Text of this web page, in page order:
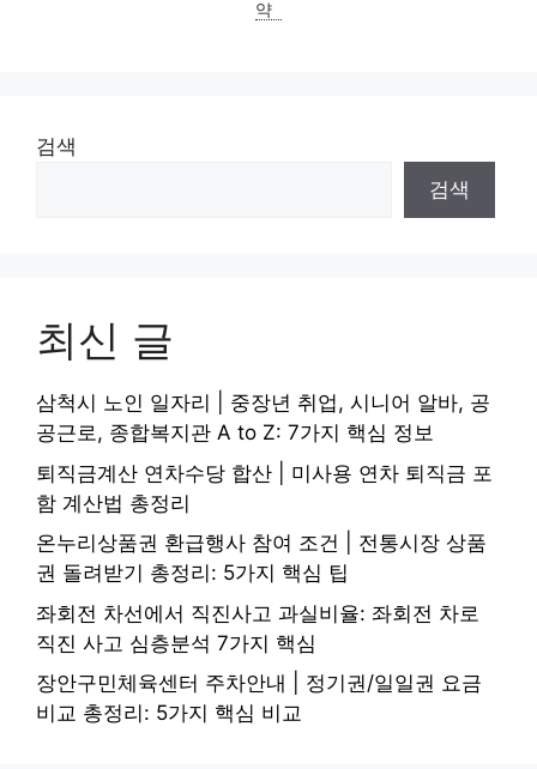
약
검색
검색
최신 글
삼척시 노인 일자리 | 중장년 취업, 시니어 알바, 공
공근로, 종합복지관 A to Z: 7가지 핵심 정보
퇴직금계산 연차수당 합산 | 미사용 연차 퇴직금 포
함 계산법 총정리
온누리상품권 환급행사 참여 조건 | 전통시장 상품
권 돌려받기 총정리: 5가지 핵심 팁
좌회전 차선에서 직진사고 과실비율: 좌회전 차로
직진 사고 심층분석 7가지 핵심
장안구민체육센터 주차안내 | 정기권/일일권 요금
비교 총정리: 5가지 핵심 비교